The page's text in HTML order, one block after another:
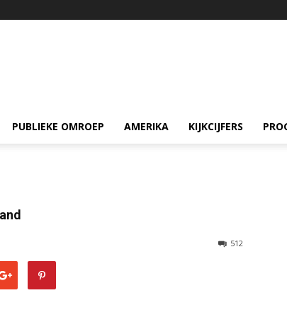
PUBLIEKE OMROEP AMERIKA KIJKCIJFERS
512